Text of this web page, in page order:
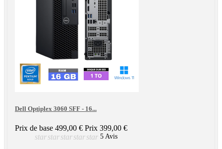
Dell Optiplex 3060 SFF - 16...
Prix de base 499,00 € Prix 399,00 €
star star star star star 5 Avis